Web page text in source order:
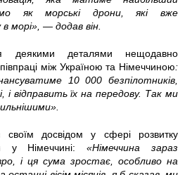
як морські дрони, які вже
морі», — додав він.
деякими деталями нещодавно
між Україною та Німеччиною:
10 000 безпілотників,
і відправить їх на передову. Так ми
своїм досвідом у сфері розвитку
у Німеччині:«Німеччина зараз
і ця сума зростає, особливо на